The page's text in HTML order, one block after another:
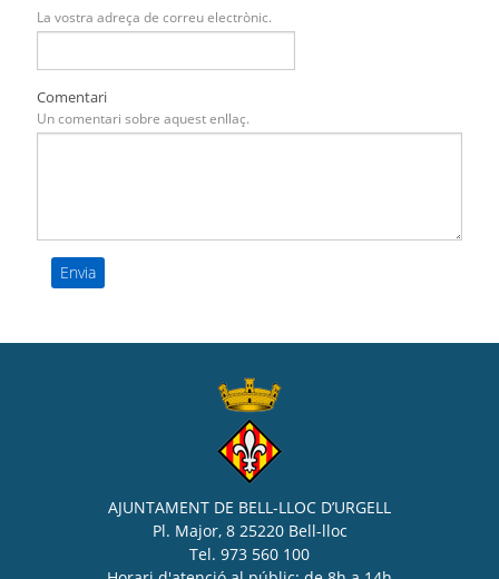
La vostra adreça de correu electrònic.
Comentari
Un comentari sobre aquest enllaç.
AJUNTAMENT DE BELL-LLOC D’URGELL
Pl. Major, 8 25220 Bell-lloc
Tel. 973 560 100